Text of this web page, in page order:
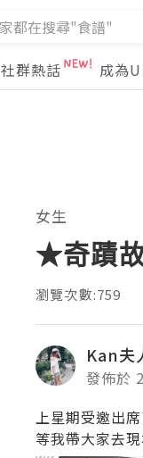
社群熱話 成為
女生
★奇蹟
瀏覽次數:759
Kan夫
發佈於
上星期受邀出
等我帶大家去